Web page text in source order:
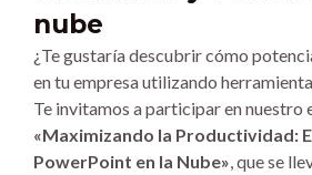
nube
¿Te gustaría descubrir cómo
en tu empresa utilizando
Te invitamos a participar en nuestro
«Maximizando la Productividad:
PowerPoint en la Nube» , que se